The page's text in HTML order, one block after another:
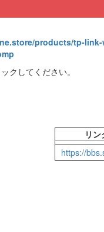
products/tp-
クしてください。
リ
https://